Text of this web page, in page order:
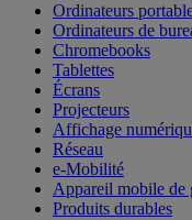
Ordinateurs
Ordinateurs de
Chromebooks
Tablettes
Écrans
Projecteurs
Affichage
Réseau
e-Mobilité
Appareil mobile de
Produits durables